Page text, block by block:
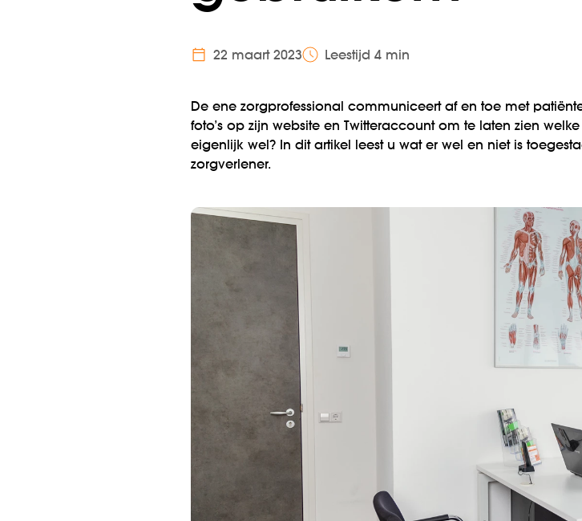
22 maart 2023 Leestijd 4 min
De ene zorgprofessional communiceert af en toe met
foto’s op zijn website en Twitteraccount om te laten zien
eigenlijk wel? In dit artikel leest u wat er wel en niet is
zorgverlener.